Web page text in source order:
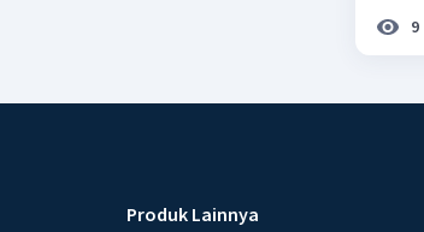
9
Produk Lainnya